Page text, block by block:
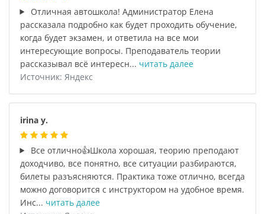
Отличная автошкола! Администратор Елена
рассказала подробно как будет проходить обучение,
когда будет экзамен, и ответила на все мои
интересующие вопросы. Преподаватель теории
рассказывал всё интересн... читать далее
Источник: Яндекс
irina y.
Все отлично👍Школа хорошая, теорию преподают
доходчиво, все понятно, все ситуации разбираются,
билеты разъясняются. Практика тоже отлично, всегда
можно договорится с инструктором на удобное время.
Инс... читать далее